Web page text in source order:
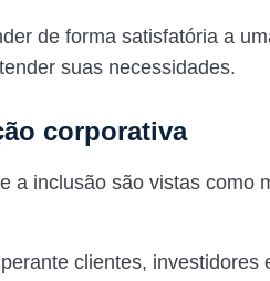
de forma satisfatória a
suas necessidades.
corporativa
a inclusão são vistas como
clientes, investidores